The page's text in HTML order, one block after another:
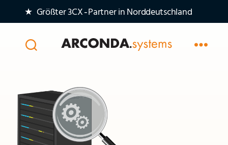
★ Größter 3CX‑Partner in Norddeutschland